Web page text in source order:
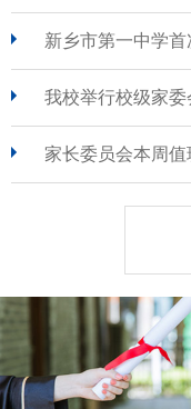
新乡市第一中学
我校举行校级家委
家长委员会本周值